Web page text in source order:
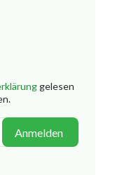
gelesen